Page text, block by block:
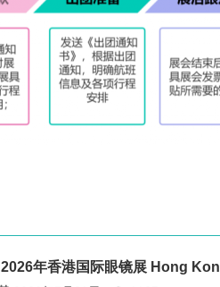
2026年香港国际眼镜展 Hong